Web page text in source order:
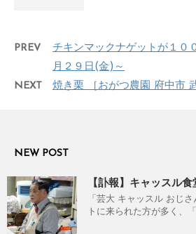
PREV
チキンマックナゲットが１０
月２９日(金)～
NEXT
焼き栗 ［おがつ農園 府中市
NEW POST
【訃報】キャッスル
「芸大 キャッスル おじ
トに来られた方が多く、